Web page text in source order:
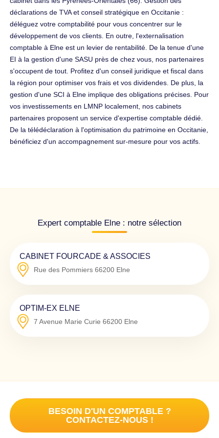
déclarations de TVA et conseil stratégique en Occitanie :
déléguez votre comptabilité pour vous concentrer sur le
développement de vos clients. En outre, l'externalisation
comptable à Elne est un levier de rentabilité. De la tenue d'une
EI à la gestion d'une SASU près de chez vous, nos partenaires
s'occupent de tout. Profitez d'un conseil juridique et fiscal dans
la région pour optimiser vos frais et vos dividendes. De plus, la
gestion d'une SCI à Elne implique des obligations précises. Pour
vos investissements en LMNP localement, nos cabinets
partenaires proposent un service d'expertise comptable dédié.
De la télédéclaration à l'optimisation du patrimoine en Occitanie,
bénéficiez d'un accompagnement sur-mesure pour vos actifs.
Expert comptable Elne : notre sélection
CABINET FOURCADE & ASSOCIES
Rue des Pommiers 66200 Elne
OPTIM-EX ELNE
7 Avenue Marie Curie 66200 Elne
BESOIN D'UN COMPTABLE ?
CONTACTEZ-NOUS !